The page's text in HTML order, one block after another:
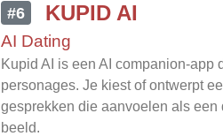
#6 KUPID AI
AI Dating
Kupid AI is een AI companion-
personages. Je kiest of ontwerpt
gesprekken die aanvoelen als
beeld.